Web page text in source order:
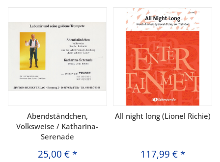
Abendständchen,
Volksweise / Katharina-
Serenade
25,00 € *
All night long (Lionel Richie)
117,99 € *